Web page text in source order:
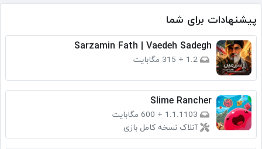
پیشنهادات برای شما
Sarzamin Fath | Vaedeh Sadegh
1.2
+ 315 مگابایت
Slime Rancher
1.1.1103
+ 600 مگابایت
آنلاک نسخه کامل بازی